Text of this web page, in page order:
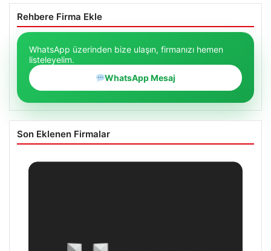
Rehbere Firma Ekle
WhatsApp üzerinden bize ulaşın, firmanızı hemen
listeleyelim.
WhatsApp Mesaj
Son Eklenen Firmalar